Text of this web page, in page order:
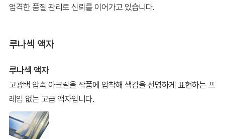
엄격한 품질 관리로 신뢰를 이어가고 있습니다.
루나섹 액자
루나섹 액자
고광택 압축 아크릴을 작품에 압착해 색감을 선명하게 표현하는 프
레임 없는 고급 액자입니다.